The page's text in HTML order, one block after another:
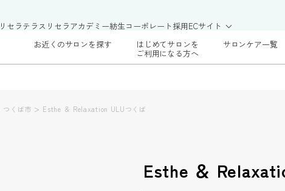
リセラテラス リセラアカデミー紡生コーポレート採用ECサイト
お近くのサロンを探す はじめてサロンを
ご利用になる方へ
サロンケア一覧
つくば市 > Esthe ＆ Relaxation ULUつくば
Esthe ＆